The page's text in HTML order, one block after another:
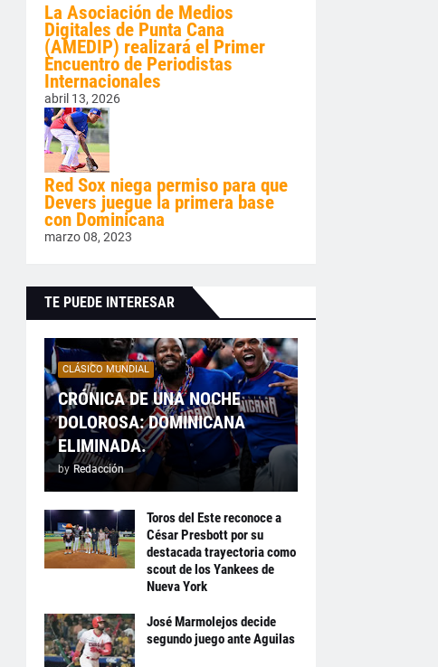
La Asociación de Medios
Digitales de Punta Cana
(AMEDIP) realizará el Primer
Encuentro de Periodistas
Internacionales
abril 13, 2026
Red Sox niega permiso para que
Devers juegue la primera base
con Dominicana
marzo 08, 2023
TE PUEDE INTERESAR
CLÁSICO MUNDIAL
CRÓNICA DE UNA NOCHE
DOLOROSA: DOMINICANA
ELIMINADA.
by Redacción
Toros del Este reconoce a
César Presbott por su
destacada trayectoria como
scout de los Yankees de
Nueva York
José Marmolejos decide
segundo juego ante Aguilas